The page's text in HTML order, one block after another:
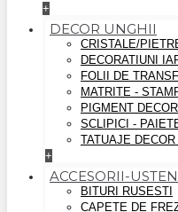
+
DECOR UNGHII
CRISTALE/
DECORATIUNI
FOLII DE
MATRITE -
PIGMENT DECOR
SCLIPICI -
TATUAJE DECOR
+
ACCESORII-
BITURI RUSESTI
CAPETE DE